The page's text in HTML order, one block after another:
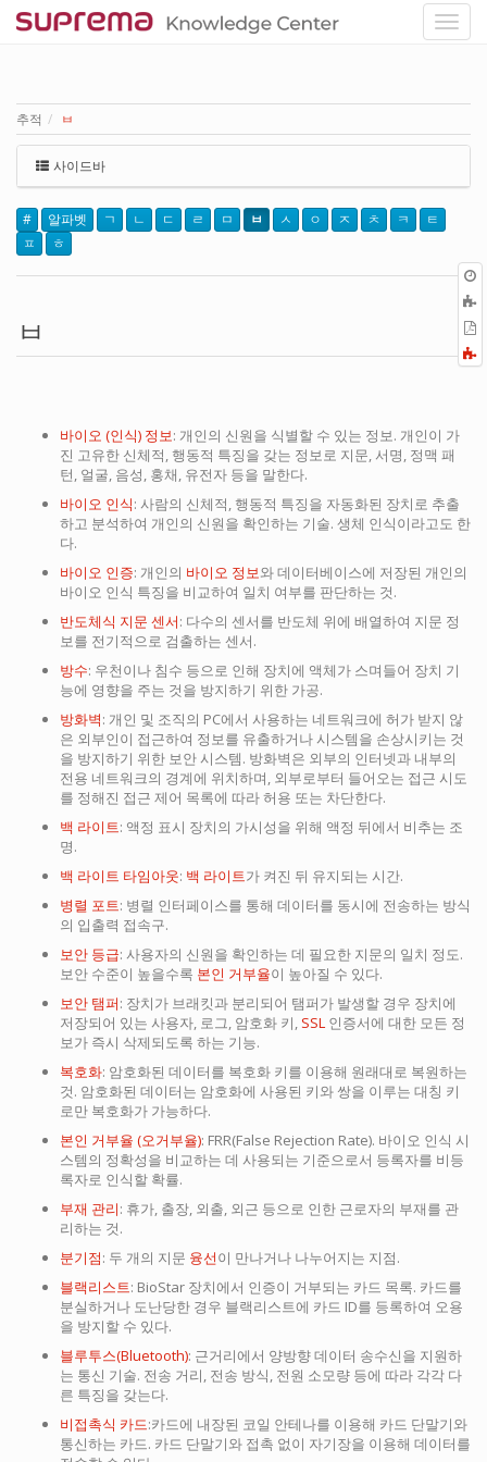
추적 ㅂ
사이드바
# 알파벳 ㄱ ㄴ ㄷ ㄹ ㅁ ㅂ ㅅ ㅇ ㅈ ㅊ ㅋ
ㅌ
ㅍ
ㅎ
ㅂ
바이오 (인식) 정보: 개인의 신원을 식별할 수 있는 정보. 개인이 가
진 고유한 신체적, 행동적 특징을 갖는 정보로 지문, 서명, 정맥 패
턴, 얼굴, 음성, 홍채, 유전자 등을 말한다.
바이오 인식: 사람의 신체적, 행동적 특징을 자동화된 장치로 추출
하고 분석하여 개인의 신원을 확인하는 기술. 생체 인식이라고도 한
다.
바이오 인증: 개인의 바이오 정보와 데이터베이스에 저장된 개인의
바이오 인식 특징을 비교하여 일치 여부를 판단하는 것.
반도체식 지문 센서: 다수의 센서를 반도체 위에 배열하여 지문 정
보를 전기적으로 검출하는 센서.
방수: 우천이나 침수 등으로 인해 장치에 액체가 스며들어 장치 기
능에 영향을 주는 것을 방지하기 위한 가공.
방화벽: 개인 및 조직의 PC에서 사용하는 네트워크에 허가 받지 않
은 외부인이 접근하여 정보를 유출하거나 시스템을 손상시키는 것
을 방지하기 위한 보안 시스템. 방화벽은 외부의 인터넷과 내부의
전용 네트워크의 경계에 위치하며, 외부로부터 들어오는 접근 시도
를 정해진 접근 제어 목록에 따라 허용 또는 차단한다.
백 라이트: 액정 표시 장치의 가시성을 위해 액정 뒤에서 비추는 조
명.
백 라이트 타임아웃: 백 라이트가 켜진 뒤 유지되는 시간.
병렬 포트: 병렬 인터페이스를 통해 데이터를 동시에 전송하는 방식
의 입출력 접속구.
보안 등급: 사용자의 신원을 확인하는 데 필요한 지문의 일치 정도.
보안 수준이 높을수록 본인 거부율이 높아질 수 있다.
보안 탬퍼: 장치가 브래킷과 분리되어 탬퍼가 발생할 경우 장치에
저장되어 있는 사용자, 로그, 암호화 키, SSL 인증서에 대한 모든 정
보가 즉시 삭제되도록 하는 기능.
복호화: 암호화된 데이터를 복호화 키를 이용해 원래대로 복원하는
것. 암호화된 데이터는 암호화에 사용된 키와 쌍을 이루는 대칭 키
로만 복호화가 가능하다.
본인 거부율 (오거부율): FRR(False Rejection Rate). 바이오 인식 시
스템의 정확성을 비교하는 데 사용되는 기준으로서 등록자를 비등
록자로 인식할 확률.
부재 관리: 휴가, 출장, 외출, 외근 등으로 인한 근로자의 부재를 관
리하는 것.
분기점: 두 개의 지문 융선이 만나거나 나누어지는 지점.
블랙리스트: BioStar 장치에서 인증이 거부되는 카드 목록. 카드를
분실하거나 도난당한 경우 블랙리스트에 카드 ID를 등록하여 오용
을 방지할 수 있다.
블루투스(Bluetooth): 근거리에서 양방향 데이터 송수신을 지원하
는 통신 기술. 전송 거리, 전송 방식, 전원 소모량 등에 따라 각각 다
른 특징을 갖는다.
비접촉식 카드:카드에 내장된 코일 안테나를 이용해 카드 단말기와
통신하는 카드. 카드 단말기와 접촉 없이 자기장을 이용해 데이터를